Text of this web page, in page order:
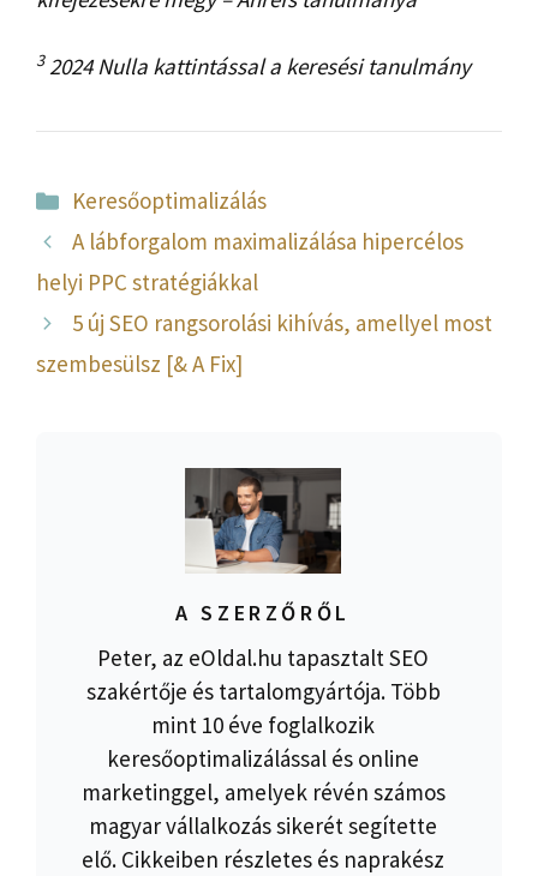
32024 Nulla kattintással a keresési tanulmány
Kategória
Keresőoptimalizálás
A lábforgalom maximalizálása hipercélos
helyi PPC stratégiákkal
5 új SEO rangsorolási kihívás, amellyel most
szembesülsz [& A Fix]
A SZERZŐRŐL
Peter, az eOldal.hu tapasztalt SEO
szakértője és tartalomgyártója. Több
mint 10 éve foglalkozik
keresőoptimalizálással és online
marketinggel, amelyek révén számos
magyar vállalkozás sikerét segítette
elő. Cikkeiben részletes és naprakész